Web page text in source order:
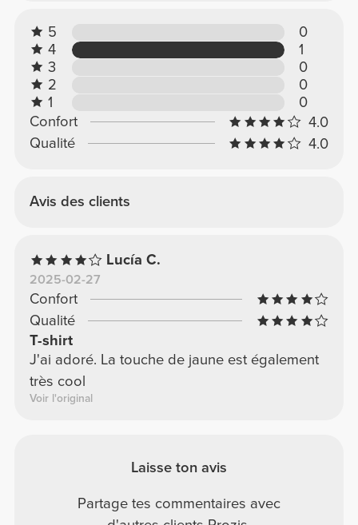
5
0
4
1
3
0
2
0
1
0
Confort
4.0
Qualité
4.0
Avis des clients
Lucía C.
2025-02-27
Confort
Qualité
T-shirt
J'ai adoré. La touche de jaune est également
très cool
Voir l'original
Laisse ton avis
Partage tes commentaires avec